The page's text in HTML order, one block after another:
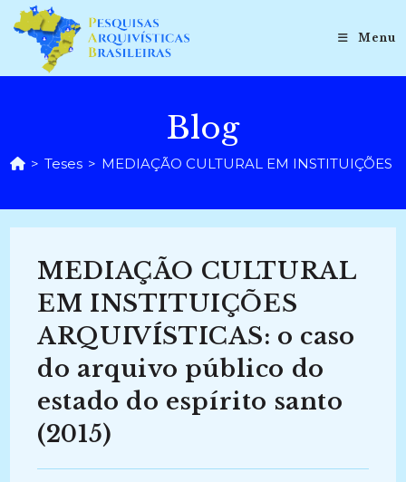
para
conteúdo
Menu
Blog
> Teses > MEDIAÇÃO CULTURAL EM
MEDIAÇÃO CULTURAL
EM INSTITUIÇÕES
ARQUIVÍSTICAS: o caso
do arquivo público do
estado do espírito santo
(2015)